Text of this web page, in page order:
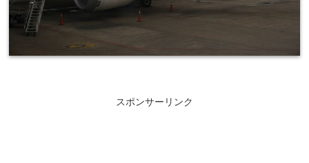
スポンサーリンク